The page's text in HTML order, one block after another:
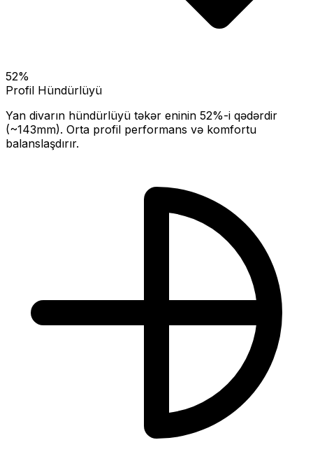
52%
Profil Hündürlüyü
Yan divarın hündürlüyü təkər eninin 52%-i qədərdir
(~143mm). Orta profil performans və komfortu
balanslaşdırır.